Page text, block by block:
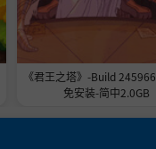
《君王之塔》-Build
免安装-简中2.0GB